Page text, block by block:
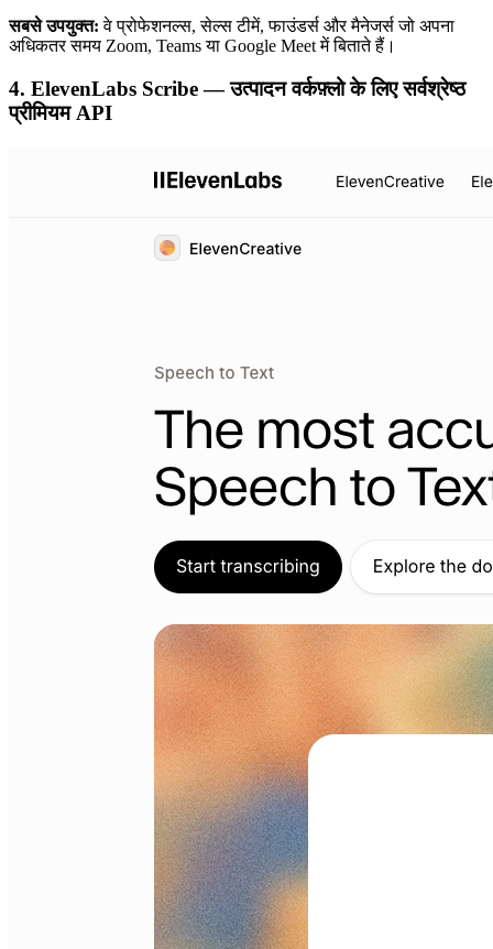
सबसे उपयुक्त: वे प्रोफेशनल्स, सेल्स टीमें, फाउंडर्स और मैनेजर्स जो अपना
अधिकतर समय Zoom, Teams या Google Meet में बिताते हैं।
4. ElevenLabs Scribe — उत्पादन वर्कफ़्लो के लिए सर्वश्रेष्ठ
प्रीमियम API